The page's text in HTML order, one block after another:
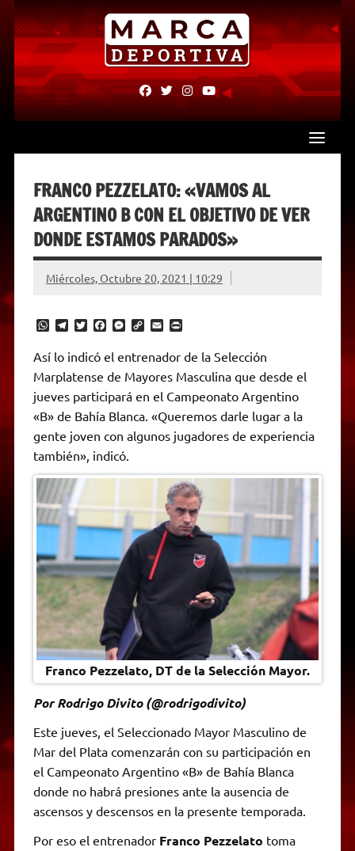
Skip
content
fab
fa-
fab
fa-
fab fab
FRANCO PEZZELATO: «VAMOS AL
ARGENTINO B CON EL OBJETIVO DE VER
DONDE ESTAMOS PARADOS»
Miércoles, Octubre 20, 2021 | 10:29
W
a
t
s
A
p
p
T
l
e
g
a
m
T
i
t
t
e
r
F
e
b
o
o
k
M
s
e
n
g
e
C
y
L
i
n
k
E
a
i
l
P
n
t
r
i
n
y
Así lo indicó el entrenador de la Selección
Marplatense de Mayores Masculina que desde el
jueves participará en el Campeonato Argentino
«B» de Bahía Blanca. «Queremos darle lugar a la
gente joven con algunos jugadores de experiencia
también», indicó.
Franco Pezzelato, DT de la Selección Mayor.
Por Rodrigo Divito (@rodrigodivito)
Este jueves, el Seleccionado Mayor Masculino de
Mar del Plata comenzarán con su participación en
el Campeonato Argentino «B» de Bahía Blanca
donde no habrá presiones ante la ausencia de
ascensos y descensos en la presente temporada.
Por eso el entrenador Franco Pezzelato toma